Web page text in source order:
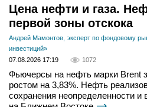
Цена нефти и газа.
первой зоны отскока
Андрей Мамонтов, эксперт по фондовому
инвестиций»
07.08.2026 17:19
1072
Фьючерсы на нефть марки Brent
ростом на 3,83%. Нефть
сохранения неопределенности и